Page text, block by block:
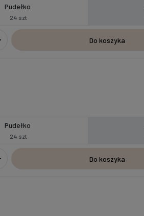
Pudełko
24 szt
Do koszyka
Pudełko
24 szt
Do koszyka